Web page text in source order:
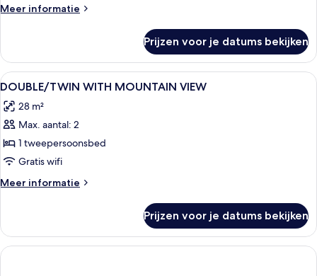
Meer informatie
Meer
Prijzen voor je datums bekijken
Alle
foto's
voor
DOUBLE/TWIN
WITH
MOUNTAIN
VIEW
laden
Een minibar, een kluis op de kamer,
4
DOUBLE/TWIN WITH MOUNTAIN VIEW
28 m²
Max. aantal: 2
1 tweepersoonsbed
Gratis wifi
Meer informatie
Meer
WITH
MOUNTAIN
VIEW
Prijzen voor je datums bekijken